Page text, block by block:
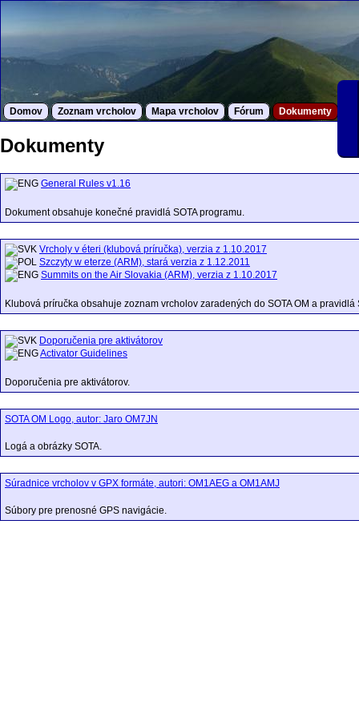
Domov Zoznam vrcholov Mapa vrcholov Fórum Dokumenty
Dokumenty
General Rules v1.16
Dokument obsahuje konečné pravidlá SOTA programu.
Vrcholy v éteri (klubová príručka), verzia z 1.10.2017
Szczyty w eterze (ARM), stará verzia z 1.12.2011
Summits on the Air Slovakia (ARM), verzia z 1.10.2017
Klubová príručka obsahuje zoznam vrcholov zaradených do SOTA OM a pravidlá
Doporučenia pre aktivátorov
Activator Guidelines
Doporučenia pre aktivátorov.
SOTA OM Logo, autor: Jaro OM7JN
Logá a obrázky SOTA.
Súradnice vrcholov v GPX formáte, autori: OM1AEG a OM1AMJ
Súbory pre prenosné GPS navigácie.